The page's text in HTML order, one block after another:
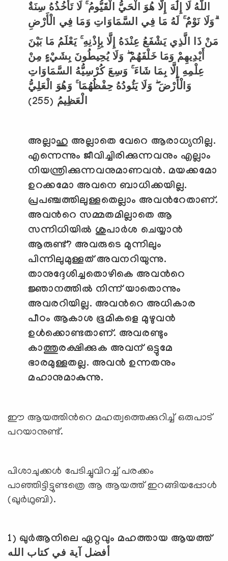
اللَّهُ لَا إِلَٰهَ إِلَّا هُوَ الْحَيُّ الْقَيُّومُ ۚ لَا تَأْخُذُهُ سِنَةٌ
وَلَا نَوْمٌ ۚ لَهُ مَا فِي السَّمَاوَاتِ وَمَا فِي الْأَرْضِ ۗ
مَنْ ذَا الَّذِي يَشْفَعُ عِنْدَهُ إِلَّا بِإِذْنِهِ ۚ يَعْلَمُ مَا بَيْنَ
أَيْدِيهِمْ وَمَا خَلْفَهُمْ ۖ وَلَا يُحِيطُونَ بِشَيْءٍ مِنْ
عِلْمِهِ إِلَّا بِمَا شَاءَ ۚ وَسِعَ كُرْسِيُّهُ السَّمَاوَاتِ
وَالْأَرْضَ ۖ وَلَا يَئُودُهُ حِفْظُهُمَا ۚ وَهُوَ الْعَلِيُّ
الْعَظِيمُ (255)
അല്ലാഹു അല്ലാതെ വേറെ ആരാധ്യനില്ല.
എന്നെന്നും ജീവിച്ചിരിക്കുന്നവനും എല്ലാം
നിയന്ത്രിക്കുന്നവനുമാണവന്‍. മയക്കമോ
ഉറക്കമോ അവനെ ബാധിക്കയില്ല.
പ്രപഞ്ചത്തിലുള്ളതെല്ലാം അവന്‍റേതാണ്.
അവന്‍റെ സമ്മതമില്ലാതെ ആ
സന്നിധിയില്‍ ശുപാര്‍ശ ചെയ്യാന്‍
ആരുണ്ട്? അവരുടെ മുന്നിലും
പിന്നിലുമുള്ളത് അവനറിയുന്നു.
താനുദ്ദേശിച്ചതൊഴികെ അവന്‍റെ
ജ്ഞാനത്തില്‍ നിന്ന് യാതൊന്നും
അവരറിയില്ല. അവന്‍റെ അധികാര
പീഠം ആകാശ ഭൂമികളെ മുഴുവന്‍
ഉള്‍ക്കൊണ്ടതാണ്. അവരണ്ടും
കാത്തുരക്ഷിക്കുക അവന് ഒട്ടുമേ
ഭാരമുള്ളതല്ല. അവന്‍ ഉന്നതനും
മഹാനുമാകുന്നു.
ഈ ആയത്തിന്‍റെ മഹത്വത്തെക്കുറിച്ച് ഒരുപാട്
പറയാനുണ്ട്.
പിശാചുക്കള്‍ പേടിച്ചുവിറച്ച് പരക്കം
പാഞ്ഞിട്ടിട്ടുണ്ടത്രെ ആ ആയത്ത് ഇറങ്ങിയപ്പോള്‍
(ഖുര്‍ഥുബി).
1) ഖുര്‍ആനിലെ ഏറ്റവും മഹത്തായ ആയത്ത്
أفضل آية في كتاب الله